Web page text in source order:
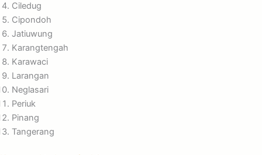
Ciledug
Cipondoh
Jatiuwung
Karangtengah
Karawaci
Larangan
Neglasari
Periuk
Pinang
Tangerang